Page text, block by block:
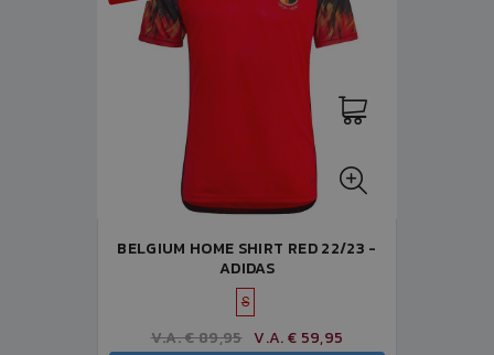
BELGIUM HOME SHIRT RED 22/23 -
ADIDAS
S
V.A. € 89,95 V.A. € 59,95